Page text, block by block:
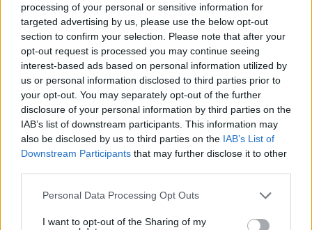
processing of your personal or sensitive information for
targeted advertising by us, please use the below opt-out
section to confirm your selection. Please note that after your
opt-out request is processed you may continue seeing
interest-based ads based on personal information utilized by
us or personal information disclosed to third parties prior to
your opt-out. You may separately opt-out of the further
disclosure of your personal information by third parties on the
IAB’s list of downstream participants. This information may
also be disclosed by us to third parties on the IAB’s List of
Downstream Participants that may further disclose it to other
Please note that this website/app uses one or more Google
not limited to your visit or usage behaviour. You may click to
Personal Data Processing Opt Outs
I want to opt-out of the Sharing of my